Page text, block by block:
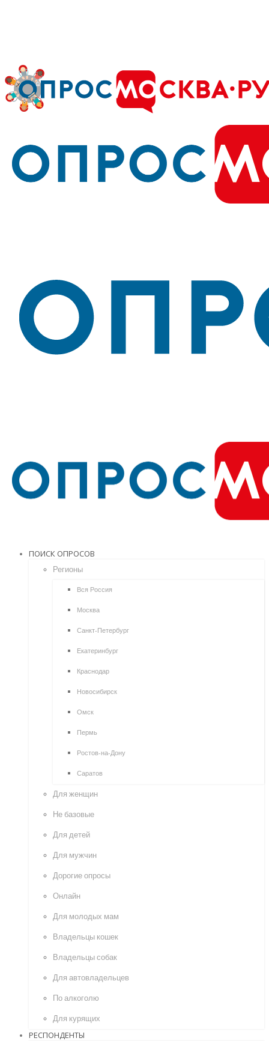
ПОИСК ОПРОСОВ
Регионы
Вся Россия
Москва
Санкт-Петербург
Екатеринбург
Краснодар
Новосибирск
Омск
Пермь
Ростов-на-Дону
Саратов
Для женщин
Не базовые
Для детей
Для мужчин
Дорогие опросы
Онлайн
Для молодых мам
Владельцы кошек
Владельцы собак
Для автовладельцев
По алкоголю
Для курящих
РЕСПОНДЕНТЫ